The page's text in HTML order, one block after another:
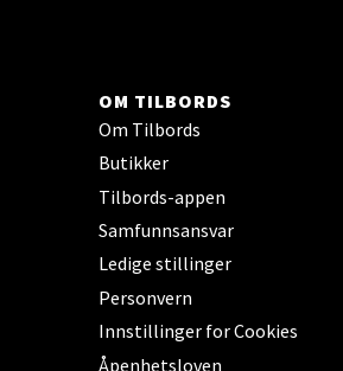
OM TILBORDS
Om Tilbords
Butikker
Tilbords-appen
Samfunnsansvar
Ledige stillinger
Personvern
Innstillinger for Cookies
Åpenhetsloven
3048 Drammen
Velg
og Sandnes -